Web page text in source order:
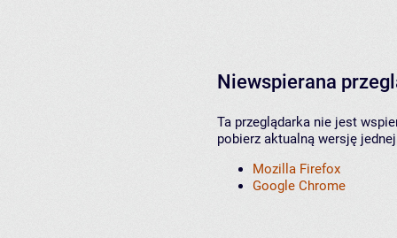
Niewspierana
Ta przeglądarka nie jest
pobierz aktualną wersję
Mozilla Firefox
Google Chrome